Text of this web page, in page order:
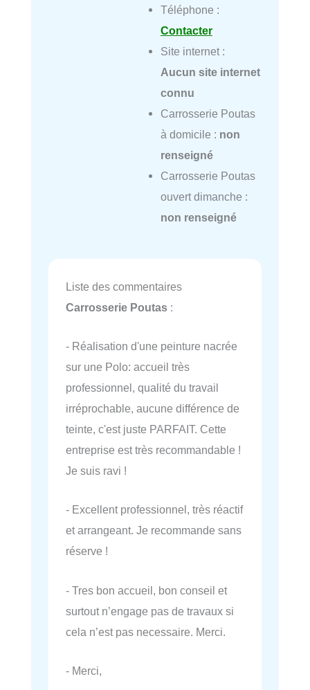
Téléphone :
Contacter
Site internet :
Aucun site internet
connu
Carrosserie Poutas
à domicile : non
renseigné
Carrosserie Poutas
ouvert dimanche :
non renseigné
Liste des commentaires
Carrosserie Poutas :
- Réalisation d'une peinture nacrée
sur une Polo: accueil très
professionnel, qualité du travail
irréprochable, aucune différence de
teinte, c'est juste PARFAIT. Cette
entreprise est très recommandable !
Je suis ravi !
- Excellent professionnel, très réactif
et arrangeant. Je recommande sans
réserve !
- Tres bon accueil, bon conseil et
surtout n’engage pas de travaux si
cela n’est pas necessaire. Merci.
- Merci,